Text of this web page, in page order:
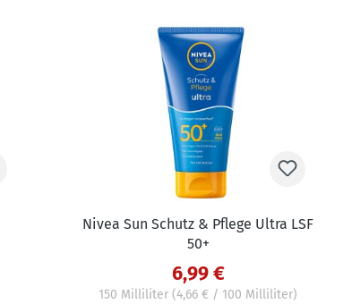
Nivea Sun Schutz & Pflege Ultra LSF
50+
150 Milliliter(4,66 € / 100 Milliliter)
6,99 €